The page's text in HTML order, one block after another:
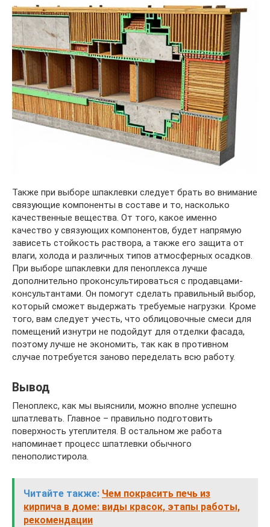
Также при выборе шпаклевки следует брать во внимание
связующие компоненты в составе и то, насколько
качественные вещества. От того, какое именно
качество у связующих компонентов, будет напрямую
зависеть стойкость раствора, а также его защита от
влаги, холода и различных типов атмосферных осадков.
При выборе шпаклевки для пеноплекса лучше
дополнительно проконсультироваться с продавцами-
консультантами. Он помогут сделать правильный выбор,
который сможет выдержать требуемые нагрузки. Кроме
того, вам следует учесть, что облицовочные смеси для
помещений изнутри не подойдут для отделки фасада,
поэтому лучше не экономить, так как в противном
случае потребуется заново переделать всю работу.
Вывод
Пеноплекс, как мы выяснили, можно вполне успешно
шпатлевать. Главное – правильно подготовить
поверхность утеплителя. В остальном же работа
напоминает процесс шпатлевки обычного
пенополистирола.
Читайте также: Чем покрасить печь из
кирпича в доме: виды красок, этапы работы,
рекомендации